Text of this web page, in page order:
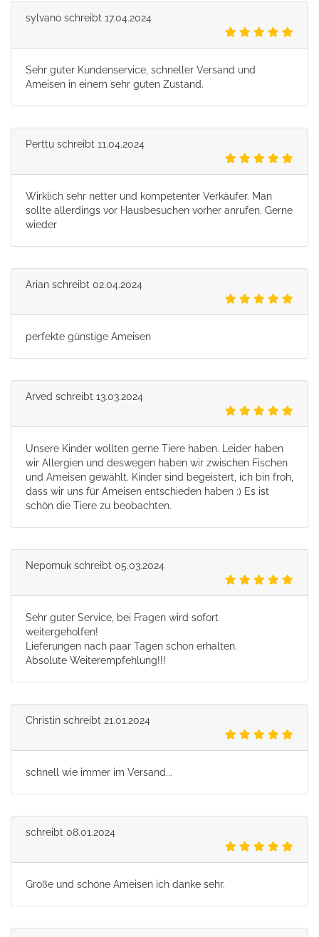
sylvano schreibt 17.04.2024
Sehr guter Kundenservice, schneller Versand und
Ameisen in einem sehr guten Zustand.
Perttu schreibt 11.04.2024
Wirklich sehr netter und kompetenter Verkäufer. Man
sollte allerdings vor Hausbesuchen vorher anrufen. Gerne
wieder
Arian schreibt 02.04.2024
perfekte günstige Ameisen
Arved schreibt 13.03.2024
Unsere Kinder wollten gerne Tiere haben. Leider haben
wir Allergien und deswegen haben wir zwischen Fischen
und Ameisen gewählt. Kinder sind begeistert, ich bin froh,
dass wir uns für Ameisen entschieden haben :) Es ist
schön die Tiere zu beobachten.
Nepomuk schreibt 05.03.2024
Sehr guter Service, bei Fragen wird sofort
weitergeholfen!
Lieferungen nach paar Tagen schon erhalten.
Absolute Weiterempfehlung!!!
Christin schreibt 21.01.2024
schnell wie immer im Versand...
schreibt 08.01.2024
Große und schöne Ameisen ich danke sehr.